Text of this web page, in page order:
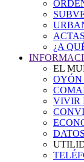
ACTAS
¿A
EL
OYÓN
VIVIR